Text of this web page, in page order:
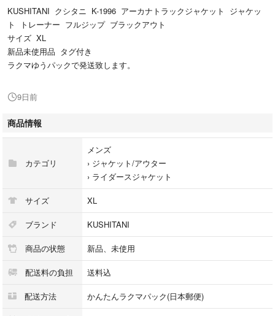
KUSHITANI クシタニ K-1996 アーカナトラックジャケット ジャケッ
ト トレーナー フルジップ ブラックアウト
サイズ XL
新品未使用品 タグ付き
ラクマゆうパックで発送致します。
9日前
商品情報
カテゴリ
メンズ
› ジャケット/アウター
› ライダースジャケット
サイズ XL
ブランド KUSHITANI
商品の状態 新品、未使用
配送料の負担 送料込
配送方法 かんたんラクマパック(日本郵便)